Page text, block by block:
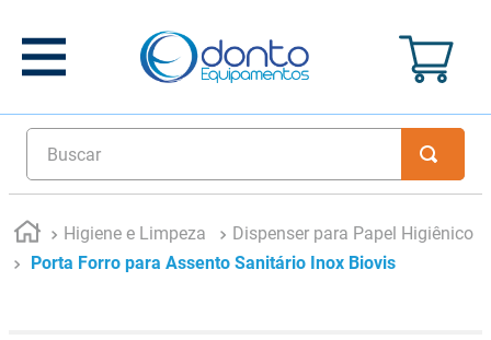
Buscar
Higiene e Limpeza
Dispenser para Papel Higiênico
Porta Forro para Assento Sanitário Inox Biovis